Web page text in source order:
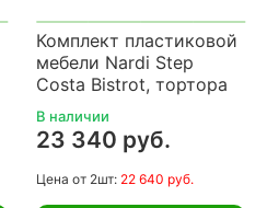
Комплект пластиковой
мебели Nardi Step
Costa Bistrot, тортора
В наличии
23 340 руб.
Цена от 2шт: 22 640 руб.